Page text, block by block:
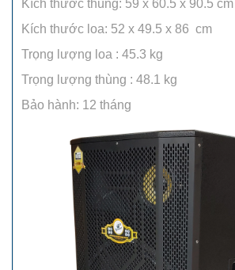
Kích thước thùng: 59 x 60.5 x 90.5 cm
Kích thước loa: 52 x 49.5 x 86 cm
Trọng lượng loa : 45.3 kg
Trọng lượng thùng : 48.1 kg
Bảo hành: 12 tháng